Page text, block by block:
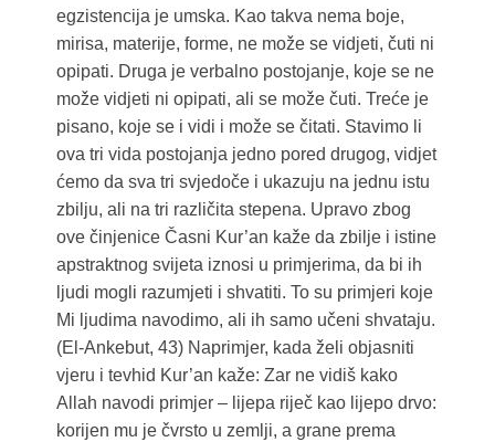
egzistencija je umska. Kao takva nema boje,
mirisa, materije, forme, ne može se vidjeti, čuti ni
opipati. Druga je verbalno postojanje, koje se ne
može vidjeti ni opipati, ali se može čuti. Treće je
pisano, koje se i vidi i može se čitati. Stavimo li
ova tri vida postojanja jedno pored drugog, vidjet
ćemo da sva tri svjedoče i ukazuju na jednu istu
zbilju, ali na tri različita stepena. Upravo zbog
ove činjenice Časni Kur’an kaže da zbilje i istine
apstraktnog svijeta iznosi u primjerima, da bi ih
ljudi mogli razumjeti i shvatiti. To su primjeri koje
Mi ljudima navodimo, ali ih samo učeni shvataju.
(El-Ankebut, 43) Naprimjer, kada želi objasniti
vjeru i tevhid Kur’an kaže: Zar ne vidiš kako
Allah navodi primjer – lijepa riječ kao lijepo drvo:
korijen mu je čvrsto u zemlji, a grane prema